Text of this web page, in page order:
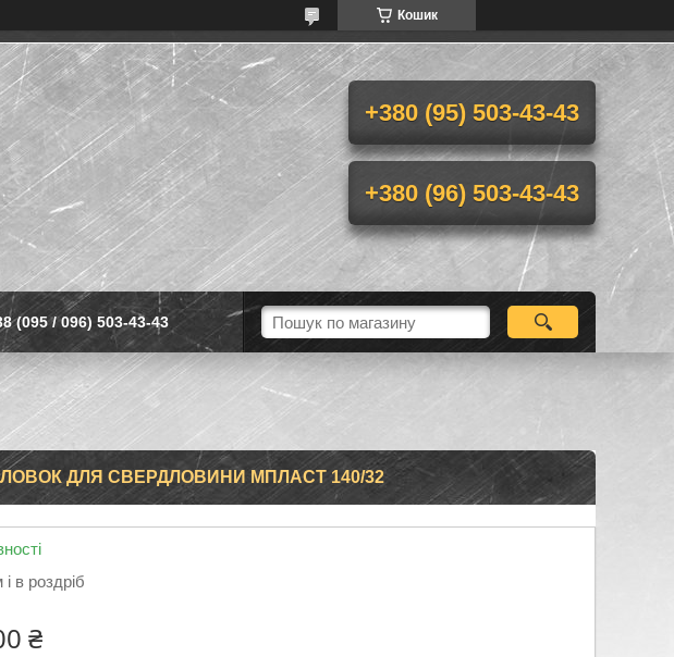
Кошик
+380 (95) 503-43-43
+380 (96) 503-43-43
(095 / 096) 503-43-43
ДЛЯ СВЕРДЛОВИНИ МПЛАСТ 140/32
в роздріб
₴